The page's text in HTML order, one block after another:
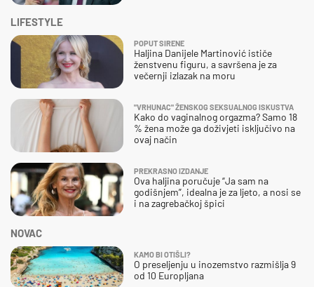
NOVAC
KAMO BI OTIŠLI?
O preseljenju u inozemstvo razmišlja 9
od 10 Europljana
LIFESTYLE
POPUT SIRENE
Haljina Danijele Martinović ističe
ženstvenu figuru, a savršena je za
večernji izlazak na moru
"VRHUNAC" ŽENSKOG SEKSUALNOG ISKUSTVA
Kako do vaginalnog orgazma? Samo 18
% žena može ga doživjeti isključivo na
ovaj način
PREKRASNO IZDANJE
Ova haljina poručuje “Ja sam na
godišnjem”, idealna je za ljeto, a nosi se
i na zagrebačkoj špici